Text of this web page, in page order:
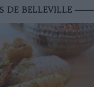
DE BELLEVILLE